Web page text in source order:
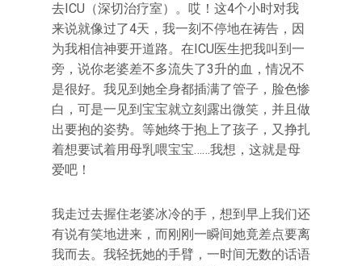
去ICU（深切治疗室）。哎！这4个小时对我
来说就像过了4天，我一刻不停地在祷告，因
为我相信神要开道路。在ICU医生把我叫到一
旁，说你老婆差不多流失了3升的血，情况不
是很好。我见到她全身都插满了管子，脸色惨
白，可是一见到宝宝就立刻露出微笑，并且做
出要抱的姿势。等她终于抱上了孩子，又挣扎
着想要试着用母乳喂宝宝……我想，这就是母
爱吧！
我走过去握住老婆冰冷的手，想到早上我们还
有说有笑地进来，而刚刚一瞬间她竟差点要离
我而去。我轻抚她的手臂，一时间无数的话语